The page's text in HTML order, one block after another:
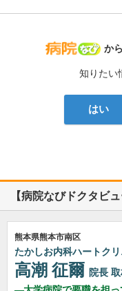
病
か
知りたい
はい
【病院なびドクタビ
熊本県熊本市南区
たかしお内科ハートクリ
高潮 征爾 院長